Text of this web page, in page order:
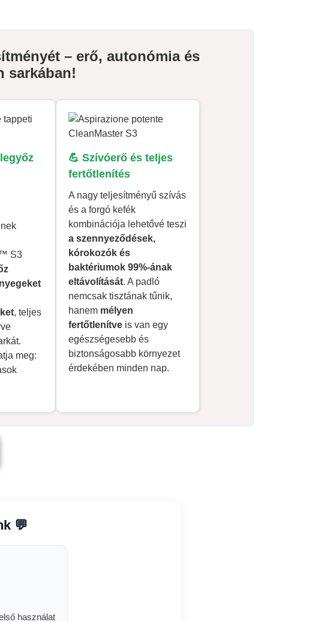
– erő, autonómia és
sarkában!
S3
, teljes
meg:
💪 Szívóerő és teljes
fertőtlenítés
A nagy teljesítményű szívás
és a forgó kefék
kombinációja lehetővé teszi
a szennyeződések,
kórokozók és
baktériumok 99%-ának
eltávolítását. A padló
nemcsak tisztának tűnik,
hanem mélyen
fertőtlenítve is van egy
egészségesebb és
biztonságosabb környezet
érdekében minden nap.
💬
használat